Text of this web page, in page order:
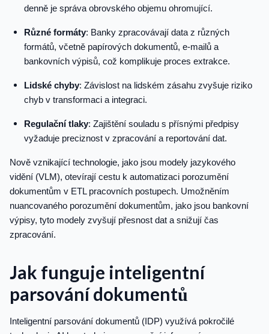
denně je správa obrovského objemu ohromující.
Různé formáty: Banky zpracovávají data z různých
formátů, včetně papírových dokumentů, e-mailů a
bankovních výpisů, což komplikuje proces extrakce.
Lidské chyby: Závislost na lidském zásahu zvyšuje riziko
chyb v transformaci a integraci.
Regulační tlaky: Zajištění souladu s přísnými předpisy
vyžaduje preciznost v zpracování a reportování dat.
Nově vznikající technologie, jako jsou modely jazykového
vidění (VLM), otevírají cestu k automatizaci porozumění
dokumentům v ETL pracovních postupech. Umožněním
nuancovaného porozumění dokumentům, jako jsou bankovní
výpisy, tyto modely zvyšují přesnost dat a snižují čas
zpracování.
Jak funguje inteligentní
parsování dokumentů
Inteligentní parsování dokumentů (IDP) využívá pokročilé